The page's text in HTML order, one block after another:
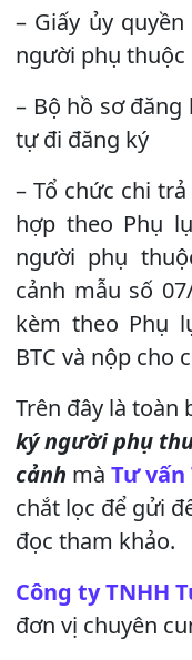
– Giấy ủy
người phụ thuộc
– Bộ hồ sơ
tự đi đăng ký
– Tổ chức chi
hợp theo Phụ
người phụ
cảnh mẫu số
kèm theo Phụ
BTC và nộp cho
Trên đây là toàn
ký người phụ
cảnh mà Tư vấn
chắt lọc để gửi
đọc tham khảo.
Công ty TNHH
đơn vị chuyên